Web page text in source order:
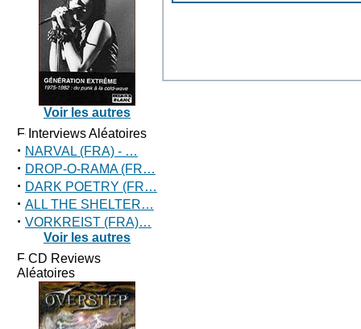
Voir les autres
Interviews Aléatoires
· NARVAL (FRA) - …
· DROP-O-RAMA (FR…
· DARK POETRY (FR…
· ALL THE SHELTER…
· VORKREIST (FRA)…
Voir les autres
CD Reviews
Aléatoires